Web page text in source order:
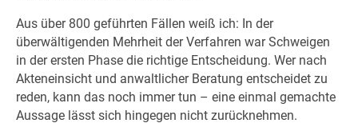
Aus über 800 geführten Fällen weiß ich: In der
überwältigenden Mehrheit der Verfahren war Schweigen
in der ersten Phase die richtige Entscheidung. Wer nach
Akteneinsicht und anwaltlicher Beratung entscheidet zu
reden, kann das noch immer tun – eine einmal gemachte
Aussage lässt sich hingegen nicht zurücknehmen.